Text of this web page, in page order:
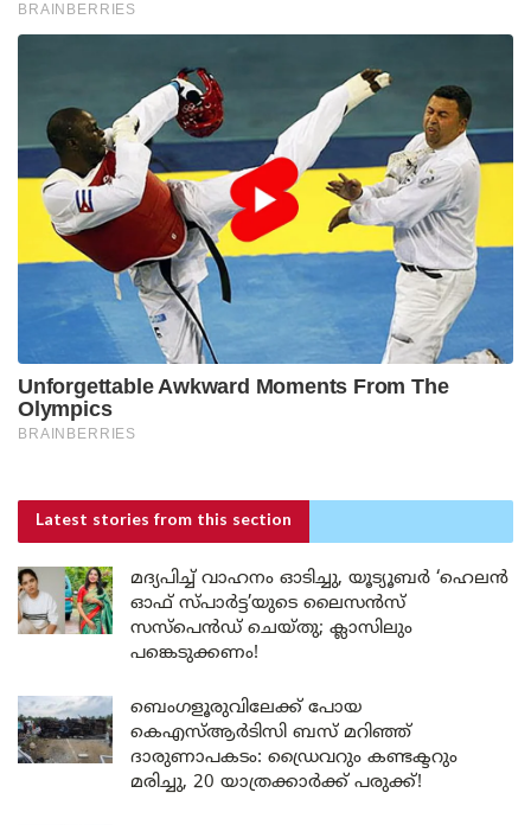
Latest stories from this section
മദ്യപിച്ച് വാഹനം ഓടിച്ചു, യൂട്യൂബർ ‘ഹെലൻ
ഓഫ് സ്പാർട്ട’യുടെ ലൈസൻസ്
സസ്പെൻഡ് ചെയ്തു; ക്ലാസിലും
പങ്കെടുക്കണം!
ബെംഗളൂരുവിലേക്ക് പോയ
കെഎസ്ആർടിസി ബസ് മറിഞ്ഞ്
ദാരുണാപകടം: ഡ്രൈവറും കണ്ടക്ടറും
മരിച്ചു, 20 യാത്രക്കാർക്ക് പരുക്ക്!